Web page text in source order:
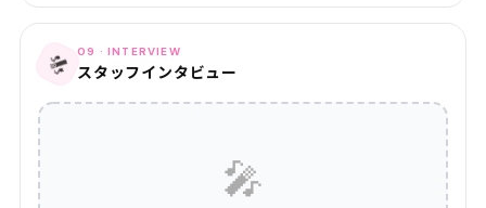
🎤 09 · INTERVIEW
スタッフインタビュー
🎤